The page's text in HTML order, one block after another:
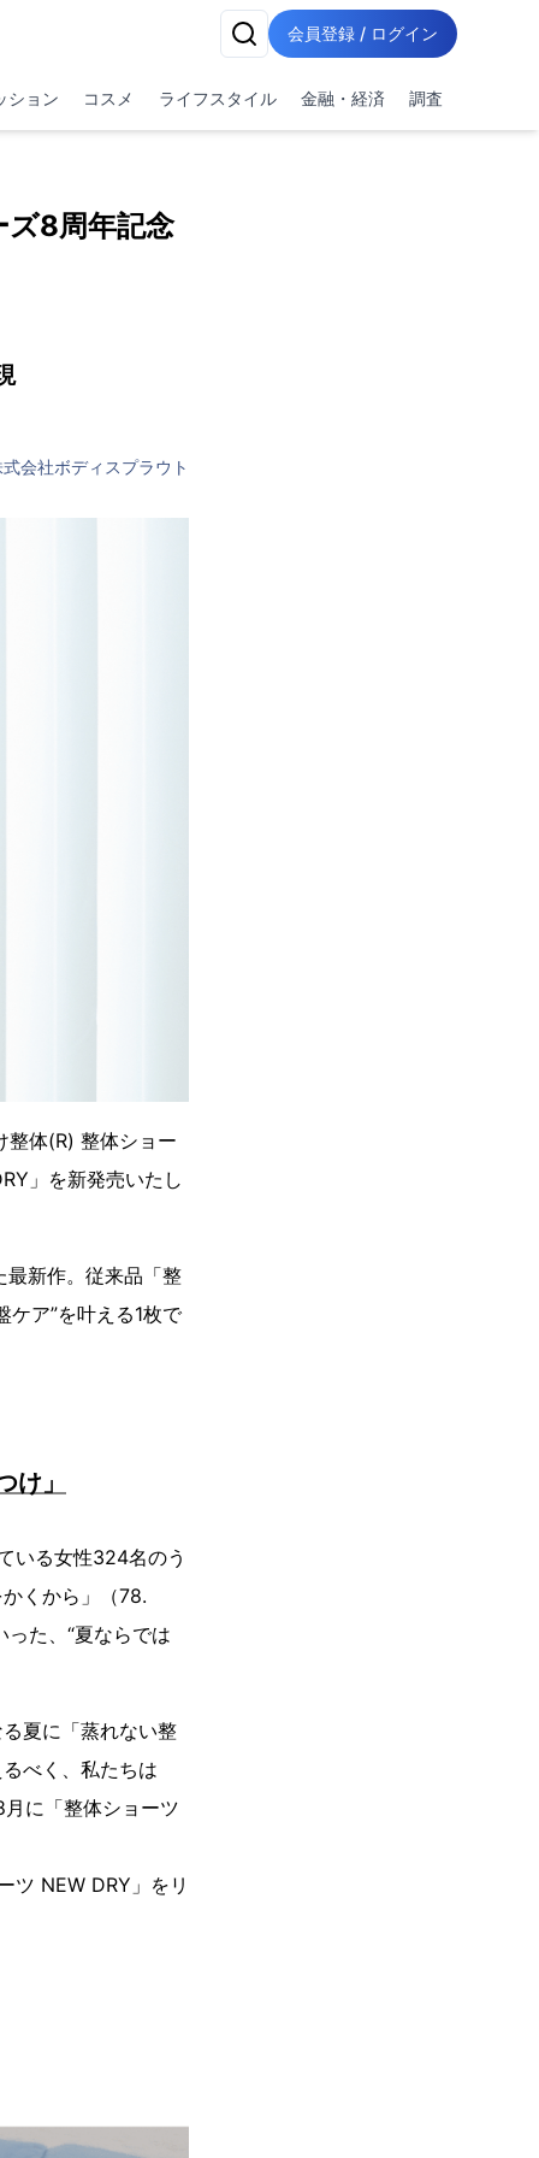
会員登録 / ログイン
ション コスメ ライフスタイル 金融・経済 調査
ズ8周年記念
式会社ボディスプラウト
整体(R) 整体ショー
」を新発売いたし
新作。従来品「整
ケア”を叶える1枚で
」
いる女性324名のう
くから」（78.
た、“夏ならでは
夏に「蒸れない整
べく、私たちは
に「整体ショーツ
ツ NEW DRY」をリ